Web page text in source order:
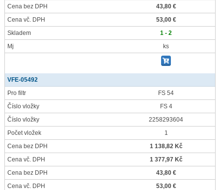
Cena bez DPH
43,80 €
Cena vč. DPH
53,00 €
Skladem
1 - 2
Mj
ks
VFE-05492
Pro filtr
FS 54
Číslo vložky
FS 4
Číslo vložky
2258293604
Počet vložek
1
Cena bez DPH
1 138,82 Kč
Cena vč. DPH
1 377,97 Kč
Cena bez DPH
43,80 €
Cena vč. DPH
53,00 €